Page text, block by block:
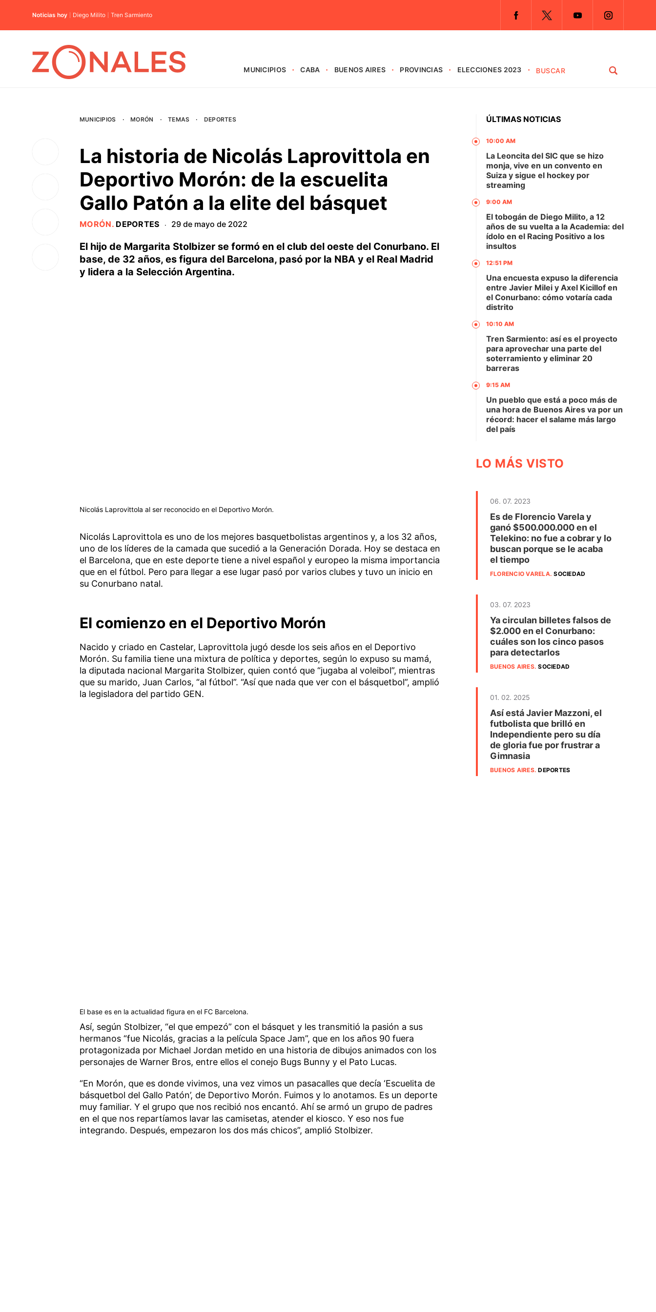
Noticias hoy Diego Milito Tren Sarmiento
MUNICIPIOS CABA BUENOS AIRES PROVINCIAS ELECCIONES 2023
MUNICIPIOS · MORÓN · TEMAS · DEPORTES
La historia de Nicolás Laprovittola en
Deportivo Morón: de la escuelita
Gallo Patón a la elite del básquet
MORÓN. DEPORTES · 29 de mayo de 2022
El hijo de Margarita Stolbizer se formó en el club del oeste del Conurbano. El
base, de 32 años, es figura del Barcelona, pasó por la NBA y el Real Madrid
y lidera a la Selección Argentina.
Nicolás Laprovittola al ser reconocido en el Deportivo Morón.
Nicolás Laprovittola es uno de los mejores basquetbolistas argentinos y, a los 32 años,
uno de los líderes de la camada que sucedió a la Generación Dorada. Hoy se destaca en
el Barcelona, que en este deporte tiene a nivel español y europeo la misma importancia
que en el fútbol. Pero para llegar a ese lugar pasó por varios clubes y tuvo un inicio en
su Conurbano natal.
El comienzo en el Deportivo Morón
Nacido y criado en Castelar, Laprovittola jugó desde los seis años en el Deportivo
Morón. Su familia tiene una mixtura de política y deportes, según lo expuso su mamá,
la diputada nacional Margarita Stolbizer, quien contó que “jugaba al voleibol”, mientras
que su marido, Juan Carlos, “al fútbol”. “Así que nada que ver con el básquetbol”, amplió
la legisladora del partido GEN.
El base es en la actualidad figura en el FC Barcelona.
Así, según Stolbizer, “el que empezó” con el básquet y les transmitió la pasión a sus
hermanos “fue Nicolás, gracias a la película Space Jam”, que en los años 90 fuera
protagonizada por Michael Jordan metido en una historia de dibujos animados con los
personajes de Warner Bros, entre ellos el conejo Bugs Bunny y el Pato Lucas.
“En Morón, que es donde vivimos, una vez vimos un pasacalles que decía ‘Escuelita de
básquetbol del Gallo Patón’, de Deportivo Morón. Fuimos y lo anotamos. Es un deporte
muy familiar. Y el grupo que nos recibió nos encantó. Ahí se armó un grupo de padres
en el que nos repartíamos lavar las camisetas, atender el kiosco. Y eso nos fue
integrando. Después, empezaron los dos más chicos”, amplió Stolbizer.
ÚLTIMAS NOTICIAS
10:00 AM
La Leoncita del SIC que se hizo
monja, vive en un convento en
Suiza y sigue el hockey por
streaming
9:00 AM
El tobogán de Diego Milito, a 12
años de su vuelta a la Academia: del
ídolo en el Racing Positivo a los
insultos
12:51 PM
Una encuesta expuso la diferencia
entre Javier Milei y Axel Kicillof en
el Conurbano: cómo votaría cada
distrito
10:10 AM
Tren Sarmiento: así es el proyecto
para aprovechar una parte del
soterramiento y eliminar 20
barreras
9:15 AM
Un pueblo que está a poco más de
una hora de Buenos Aires va por un
récord: hacer el salame más largo
del país
LO MÁS VISTO
06. 07. 2023
Es de Florencio Varela y
ganó $500.000.000 en el
Telekino: no fue a cobrar y lo
buscan porque se le acaba
el tiempo
FLORENCIO VARELA.SOCIEDAD
03. 07. 2023
Ya circulan billetes falsos de
$2.000 en el Conurbano:
cuáles son los cinco pasos
para detectarlos
BUENOS AIRES.SOCIEDAD
01. 02. 2025
Así está Javier Mazzoni, el
futbolista que brilló en
Independiente pero su día
de gloria fue por frustrar a
Gimnasia
BUENOS AIRES.DEPORTES